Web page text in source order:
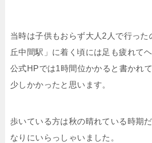
当時は子供もおらず大人2人で行った
丘中間駅」に着く頃には足も疲れて
公式HPでは1時間位かかると書かれ
少しかかったと思います。
歩いている方は秋の晴れている時期
なりにいらっしゃいました。